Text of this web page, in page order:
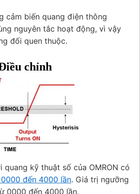
cảm biến quang điện thông
nguyên tắc hoạt động, vì vậy
đối quen thuộc.
chỉnh
quang kỹ thuật số của OMRON có
đến 4000 lần. Giá trị ngưỡng
0000 đến 4000 lần.